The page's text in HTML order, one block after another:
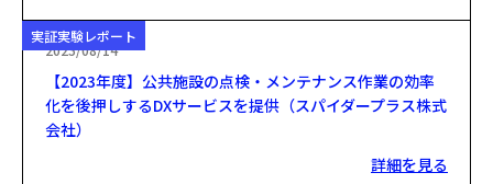
実証実験レポート
2023/08/14
【2023年度】公共施設の点検・メンテナンス作業の効率
化を後押しするDXサービスを提供（スパイダープラス株式
会社）
詳細を見る